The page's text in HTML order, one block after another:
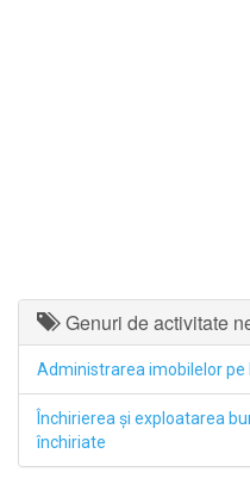
Genuri de activitate
Administrarea imobilelor
Închirierea şi exploatarea
închiriate